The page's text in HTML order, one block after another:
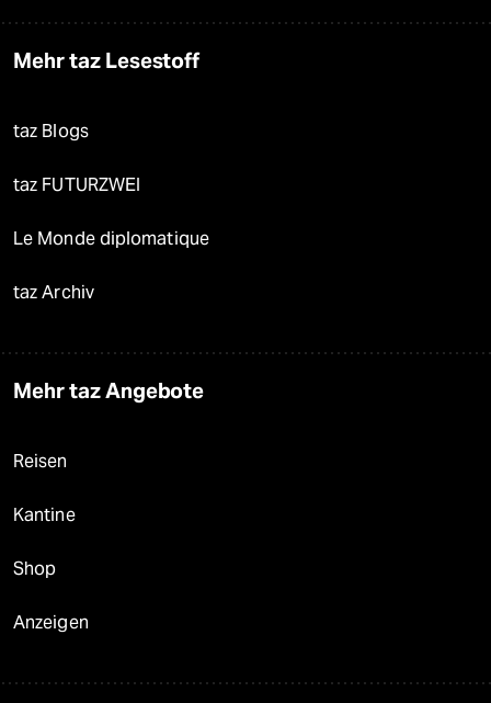
Mehr taz Lesestoff
taz Blogs
taz FUTURZWEI
Le Monde diplomatique
taz Archiv
Mehr taz Angebote
Reisen
Kantine
Shop
Anzeigen